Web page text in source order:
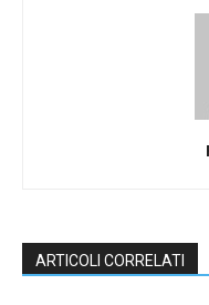
ARTICOLI CORRELATI